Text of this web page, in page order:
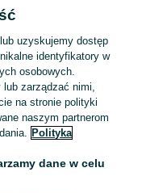
Apple
Google
uzyskujemy dostęp
identyfikatory w
osobowych.
zarządzać nimi,
na stronie polityki
naszym partnerom
Polityka
dane w celu